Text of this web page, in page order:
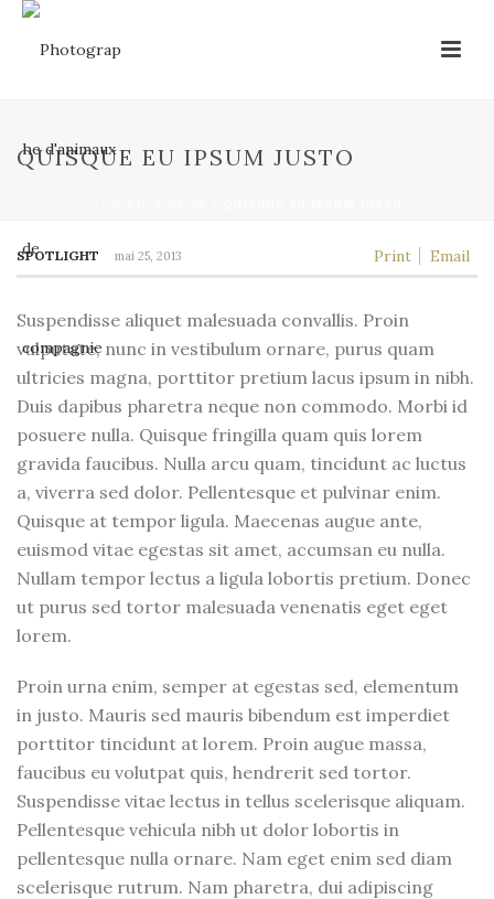
QUISQUE EU IPSUM JUSTO
Print Email
SPOTLIGHT mai 25, 2013
Suspendisse aliquet malesuada convallis. Proin
vulputate, nunc in vestibulum ornare, purus quam
ultricies magna, porttitor pretium lacus ipsum in nibh.
Duis dapibus pharetra neque non commodo. Morbi id
posuere nulla. Quisque fringilla quam quis lorem
gravida faucibus. Nulla arcu quam, tincidunt ac luctus
a, viverra sed dolor. Pellentesque et pulvinar enim.
Quisque at tempor ligula. Maecenas augue ante,
euismod vitae egestas sit amet, accumsan eu nulla.
Nullam tempor lectus a ligula lobortis pretium. Donec
ut purus sed tortor malesuada venenatis eget eget
lorem.
Proin urna enim, semper at egestas sed, elementum
in justo. Mauris sed mauris bibendum est imperdiet
porttitor tincidunt at lorem. Proin augue massa,
faucibus eu volutpat quis, hendrerit sed tortor.
Suspendisse vitae lectus in tellus scelerisque aliquam.
Pellentesque vehicula nibh ut dolor lobortis in
pellentesque nulla ornare. Nam eget enim sed diam
scelerisque rutrum. Nam pharetra, dui adipiscing